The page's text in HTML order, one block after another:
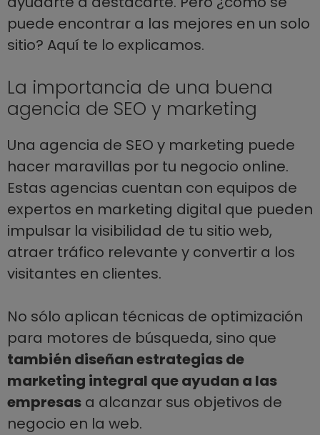
puede encontrar a las mejores en un solo
sitio? Aquí te lo explicamos.
La importancia de una buena
agencia de SEO y marketing
Una agencia de SEO y marketing puede
hacer maravillas por tu negocio online.
Estas agencias cuentan con equipos de
expertos en marketing digital que pueden
impulsar la visibilidad de tu sitio web,
atraer tráfico relevante y convertir a los
visitantes en clientes.
No sólo aplican técnicas de optimización
para motores de búsqueda, sino que
también diseñan estrategias de
marketing integral que ayudan a las
empresas a alcanzar sus objetivos de
negocio en la web.